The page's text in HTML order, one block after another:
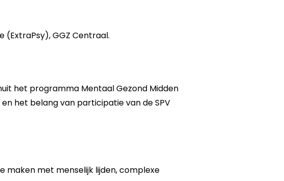
(ExtraPsy), GGZ Centraal.
het programma Mentaal Gezond Midden
het belang van participatie van de SPV
maken met menselijk lijden, complexe